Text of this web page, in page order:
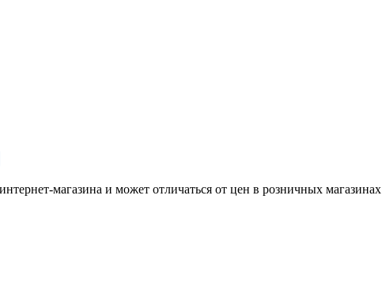
магазина и может отличаться от цен в розничных магазинах